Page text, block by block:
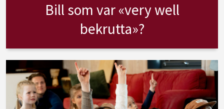
Bill som var «very well
bekrutta»?